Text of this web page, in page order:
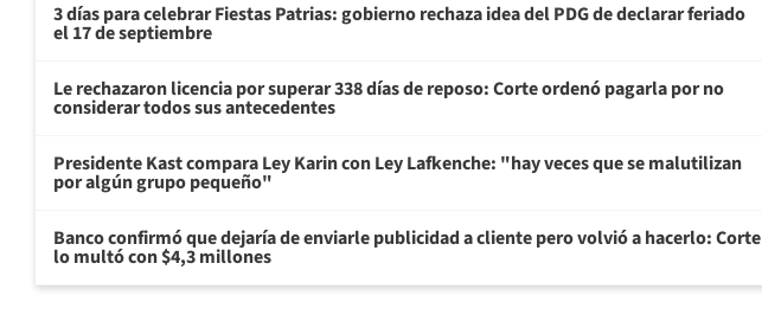
3 días para celebrar Fiestas Patrias: gobierno rechaza idea del PDG de declarar feriado
el 17 de septiembre
Le rechazaron licencia por superar 338 días de reposo: Corte ordenó pagarla por no
considerar todos sus antecedentes
Presidente Kast compara Ley Karin con Ley Lafkenche: "hay veces que se malutilizan
por algún grupo pequeño"
Banco confirmó que dejaría de enviarle publicidad a cliente pero volvió a hacerlo: Corte
lo multó con $4,3 millones